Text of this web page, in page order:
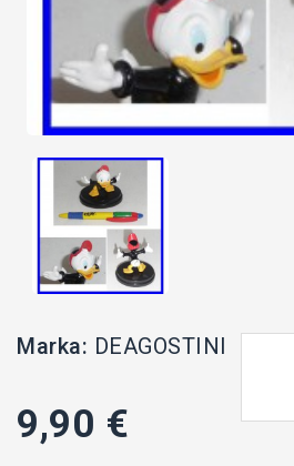
Marka: DEAGOSTINI
9,90 €